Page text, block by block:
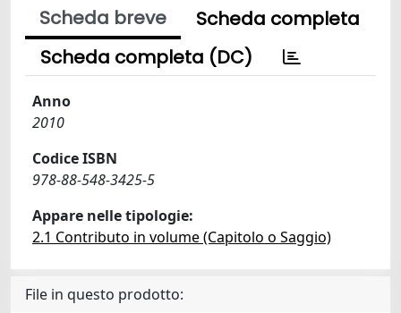
Scheda breve
Scheda completa
Scheda completa (DC)
Anno
2010
Codice ISBN
978-88-548-3425-5
Appare nelle tipologie:
2.1 Contributo in volume (Capitolo o Saggio)
File in questo prodotto: